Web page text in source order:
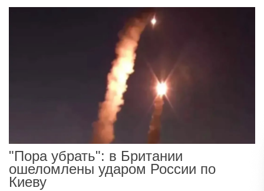
"Пора убрать": в Британии
ошеломлены ударом России по
Киеву